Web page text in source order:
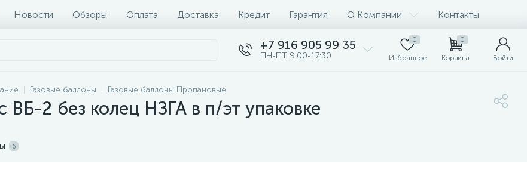
Новости Обзоры Оплата Доставка Кредит Гарантия О Компании Контакты
+7 916 905 99 35
ПН-ПТ 9:00-17:30
0
Избранное
0
Корзина Войти
Газовые баллоны Газовые баллоны Пропановые
ВБ-2 без колец НЗГА в п/эт упаковке
6